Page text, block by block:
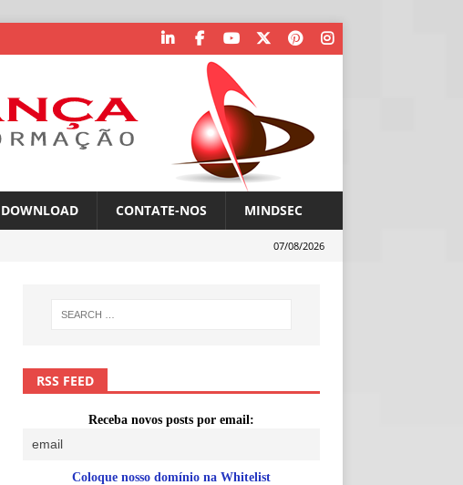
DOWNLOAD CONTATE-NOS MINDSEC
07/08/2026
RSS FEED
Receba novos posts por email:
Coloque nosso domínio na Whitelist